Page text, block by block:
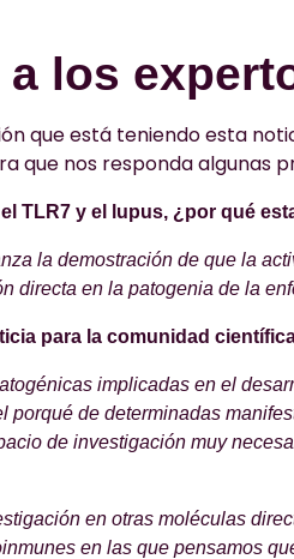
los
que está teniendo esta
que nos responda algunas
TLR7 y el lupus, ¿por qué
la demostración de que la
directa en la patogenia de la
para la comunidad
implicadas en el
porqué de determinadas
de investigación muy
en otras moléculas
en las que pensamos